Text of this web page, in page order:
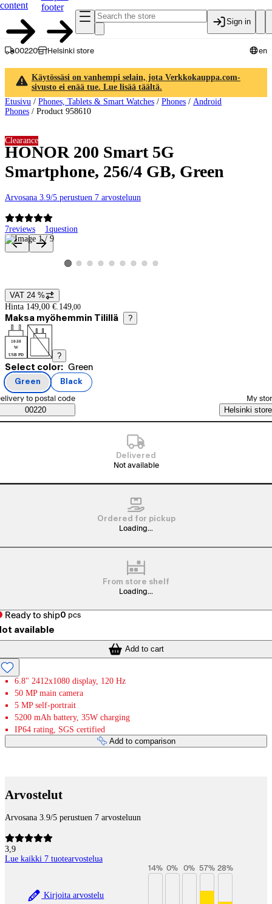
content
footer
Sign in
00220 Helsinki store en
Käytössäsi on vanhempi selain, jota Verkkokauppa.com-
sivusto ei enää tue. Lue lisää täältä.
Etusivu / Phones, Tablets & Smart Watches / Phones / Android
Phones / Product 958610
HONOR 200 Smart 5G
Smartphone, 256/4 GB, Green
Arvosana 3.9/5 perustuen 7 arvosteluun
7reviews 1question
Clearance
Product images and videos
View product image 1
View product image 2
View product image 3
View product image 4
View product image 5
View product image 6
View product image 7
View product image 8
View product image 9
Price details
VAT 24 %
Hinta 149,00 €. 149,00
Maksa myöhemmin Tilillä ?
10-30
W
USB PD
?
Product variants
Select color: Current selection Green
Green
Green
(color)
Black
(color
Saatavuustiedot
order method
to postal code
00220
My
Helsinki store
Delivered
Not available
Ordered for pickup
Loading...
From store shelf
Loading...
Ready to ship0 pcs
available
Add to cart
6.8" 2412x1080 display, 120 Hz
50 MP main camera
5 MP self-portrait
5200 mAh battery, 35W charging
IP64 rating, SGS certified
Add to comparison
Arvostelut
Arvosana 3.9/5 perustuen 7 arvosteluun
3,9
Lue kaikki 7 tuotearvostelua
Kirjoita arvostelu
14% 0% 0% 57% 28%